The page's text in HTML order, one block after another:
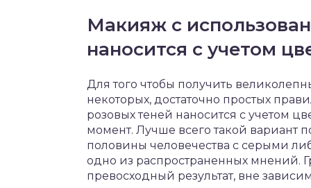
Макияж с
наносится с учетом
Для того чтобы получить
некоторых, достаточно простых
розовых теней наносится с учетом
момент. Лучше всего такой вариант
половины человечества с серыми
одно из распространенных мнений.
превосходный результат, вне